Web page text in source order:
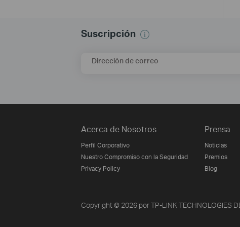
Suscripción
Dirección de correo
Acerca de Nosotros
Perfil Corporativo
Nuestro Compromiso con la Seguridad
Privacy Policy
Prensa
Noticias
Premios
Blog
Copyright © 2026 por TP-LINK TECHNOLOGIES